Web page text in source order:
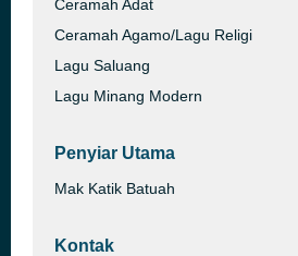
Ceramah Adat
Ceramah Agamo/Lagu Religi
Lagu Saluang
Lagu Minang Modern
Penyiar Utama
Mak Katik Batuah
Kontak